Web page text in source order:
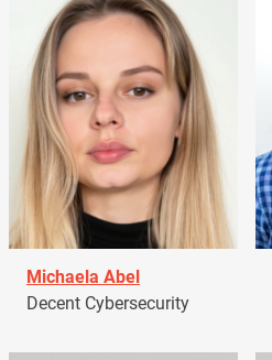
Michaela Abel
Decent Cybersecurity